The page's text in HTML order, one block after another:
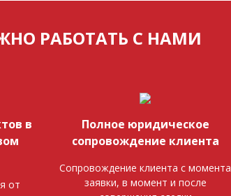
РАБОТАТЬ С НАМИ
в
от
Полное юридическое
сопровождение клиента
Сопровождение клиента с момента
заявки, в момент и после